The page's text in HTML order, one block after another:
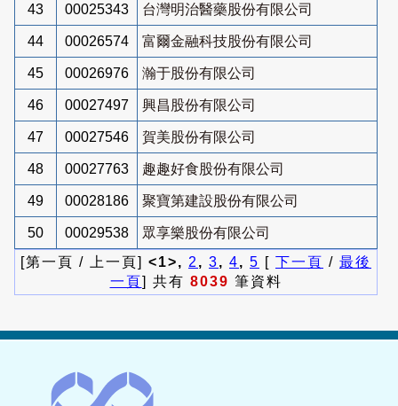
43 00025343 台灣明治醫藥股份有限公司
44 00026574 富爾金融科技股份有限公司
45 00026976 瀚于股份有限公司
46 00027497 興昌股份有限公司
47 00027546 賀美股份有限公司
48 00027763 趣趣好食股份有限公司
49 00028186 聚寶第建設股份有限公司
50 00029538
眾享樂股份有限公司
[第一頁 / 上一頁] <1>, 2 , 3, 4, 5 [ 下一頁 / 最後
一頁] 共有 8039 筆資料